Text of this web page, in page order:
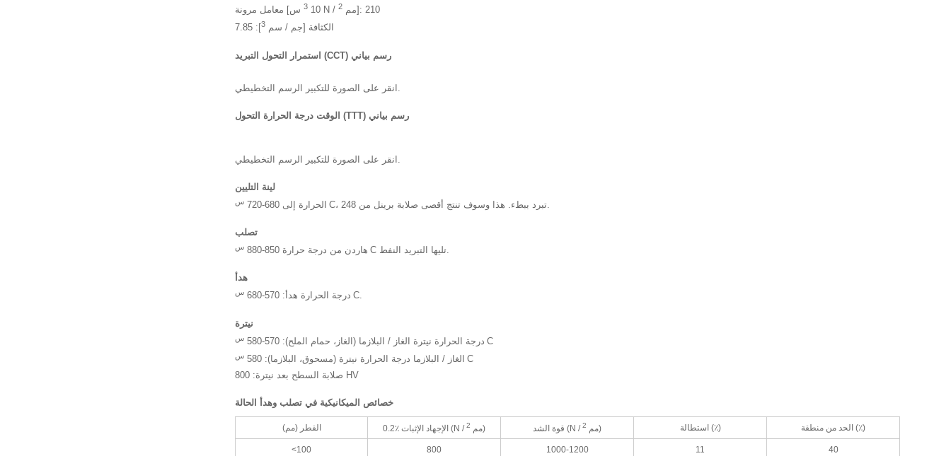
معامل مرونة [10 3 س N / مم 2
الكثافة [جم / سم 3
]: 7.85
استمرار التحول التبريد (CCT) رسم بياني
الوقت درجة الحرارة التحول (TTT) رسم بياني
لينة التليين
الحرارة إلى 680-720
تصلب
هاردن من درجة حرارة 850-880
C تليها التبريد النفط.
هدأ
درجة الحرارة هدأ: 570-680 C.
نيترة
درجة الحرارة نيترة الغاز / البلازما (الغاز، حمام الملح): 570-580 C
الغاز / البلازما درجة الحرارة نيترة (مسحوق، البلازما): 580 C
صلابة السطح بعد نيترة: 800 HV
خصائص الميكانيكية في تصلب وهدأ الحالة
القطر (مم) 0.2٪ الإجهاد الإثبات (N / مم 2 ) قوة الشد (N / مم 2 ) استطالة (٪) الحد من منطقة (٪)
<100 800 1000-1200 11 40